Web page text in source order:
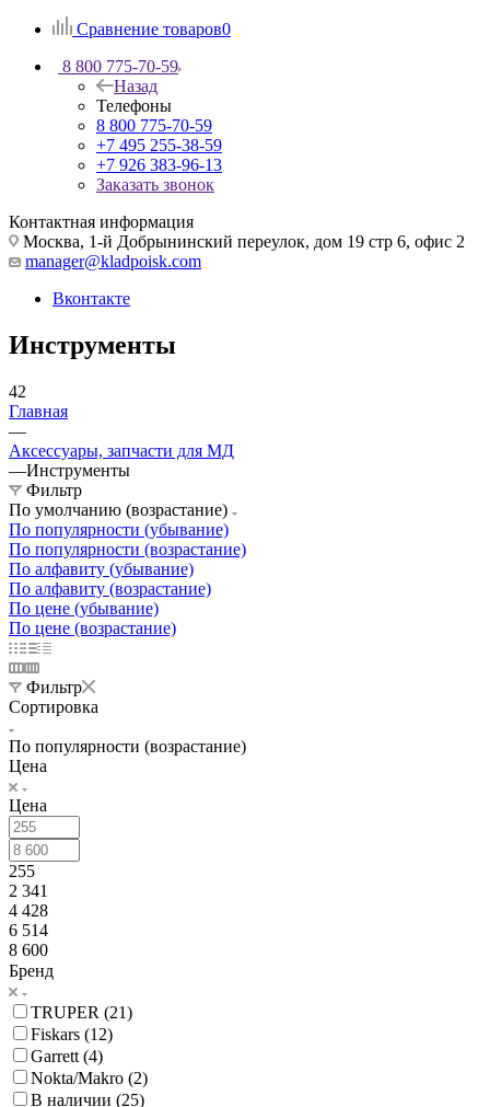
Сравнение товаров0
8 800 775-70-59
Назад
Телефоны
8 800 775-70-59
+7 495 255-38-59
+7 926 383-96-13
Заказать звонок
Контактная информация
Москва, 1-й Добрынинский переулок, дом 19 стр 6, офис 2
manager@kladpoisk.com
Вконтакте
Инструменты
42
Главная
—
Аксессуары, запчасти для МД
—Инструменты
Фильтр
По умолчанию (возрастание)
По популярности (убывание)
По популярности (возрастание)
По алфавиту (убывание)
По алфавиту (возрастание)
По цене (убывание)
По цене (возрастание)
Фильтр
Сортировка
По популярности (возрастание)
Цена
Цена
255
2 341
4 428
6 514
8 600
Бренд
TRUPER (21)
Fiskars (12)
Garrett (4)
Nokta/Makro (2)
В наличии (25)